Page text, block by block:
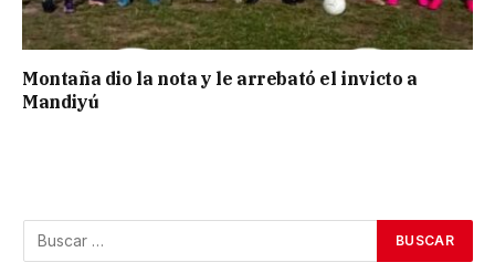
Montaña dio la nota y le arrebató el invicto a
Mandiyú